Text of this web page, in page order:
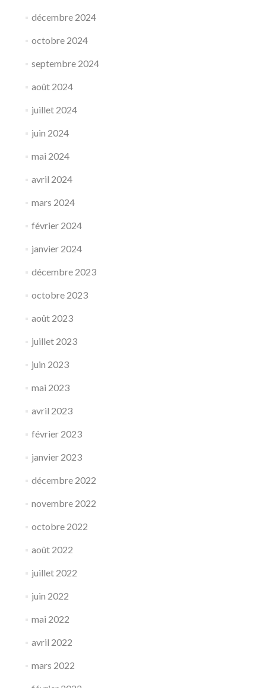
décembre 2024
octobre 2024
septembre 2024
août 2024
juillet 2024
juin 2024
mai 2024
avril 2024
mars 2024
février 2024
janvier 2024
décembre 2023
octobre 2023
août 2023
juillet 2023
juin 2023
mai 2023
avril 2023
février 2023
janvier 2023
décembre 2022
novembre 2022
octobre 2022
août 2022
juillet 2022
juin 2022
mai 2022
avril 2022
mars 2022